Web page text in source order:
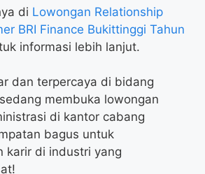
di Lowongan Relationship
BRI Finance Bukittinggi Tahun
informasi lebih lanjut.
dan terpercaya di bidang
membuka lowongan
di kantor cabang
bagus untuk
karir di industri yang